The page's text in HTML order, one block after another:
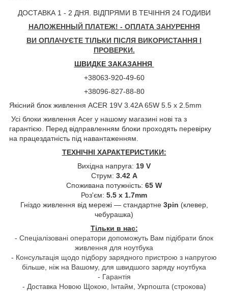
ДОСТАВКА 1 - 2 ДНЯ. ВІДПРЯМИ В ТЕЧІННЯ 24 ГОДИВИ
НАЛОЖЕННЫЙ ПЛАТЕЖ! - ОПЛАТА ЗАНУРЕННЯ
ВИ ОПЛАЧУЄТЕ ТІЛЬКИ ПІСЛЯ ВИКОРИСТАННЯ І
ПРОВЕРКИ.
ШВИДКЕ ЗАКАЗАННЯ
+38063-920-49-60
+38096-827-88-80
Якісний блок живлення ACER 19V 3.42A 65W 5.5 х 2.5mm
Усі блоки живлення Acer у нашому магазині нові та з
гарантією. Перед відправленням блоки проходять перевірку
на працездатність під навантаженням.
ТЕХНІЧНІ ХАРАКТЕРИСТИКИ:
Вихідна напруга: 19 V
Струм: 3.42 A
Споживана потужність: 65 W
Роз'єм: 5.5 x 1.7mm
Гніздо живлення від мережі — стандартне 3pin (клевер,
чебурашка)
Тільки в нас:
- Спеціалізовані оператори допоможуть Вам підібрати блок
живлення для ноутбука
- Консультація щодо підбору зарядного пристрою з напругою
більше, ніж на Вашому, для швидшого заряду ноутбука
- Гарантія
- Доставка Новою Щокою, Інтайм, Укрпошта (строкова)